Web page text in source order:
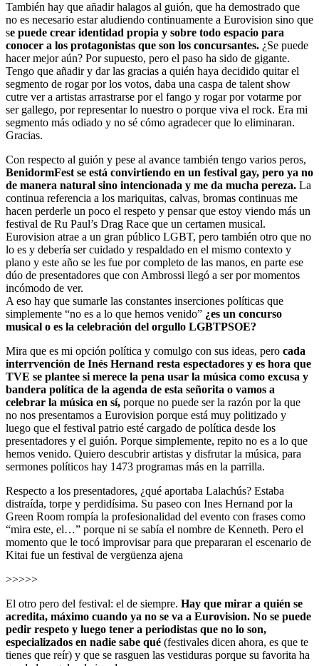
También hay que añadir halagos al guión, que ha demostrado que
no es necesario estar aludiendo continuamente a Eurovision sino que
se puede crear identidad propia y sobre todo espacio para
conocer a los protagonistas que son los concursantes. ¿Se puede
hacer mejor aún? Por supuesto, pero el paso ha sido de gigante.
Tengo que añadir y dar las gracias a quién haya decidido quitar el
segmento de rogar por los votos, daba una caspa de talent show
cutre ver a artistas arrastrarse por el fango y rogar por votarme por
ser gallego, por representar lo nuestro o porque viva el rock. Era mi
segmento más odiado y no sé cómo agradecer que lo eliminaran.
Gracias.
Con respecto al guión y pese al avance también tengo varios peros,
BenidormFest se está convirtiendo en un festival gay, pero ya no
de manera natural sino intencionada y me da mucha pereza. La
continua referencia a los mariquitas, calvas, bromas continuas me
hacen perderle un poco el respeto y pensar que estoy viendo más un
festival de Ru Paul’s Drag Race que un certamen musical.
Eurovision atrae a un gran público LGBT, pero también otro que no
lo es y debería ser cuidado y respaldado en el mismo contexto y
plano y este año se les fue por completo de las manos, en parte ese
dúo de presentadores que con Ambrossi llegó a ser por momentos
incómodo de ver.
A eso hay que sumarle las constantes inserciones políticas que
simplemente “no es a lo que hemos venido” ¿es un concurso
musical o es la celebración del orgullo LGBTPSOE?
Mira que es mi opción política y comulgo con sus ideas, pero cada
interrvención de Inés Hernand resta espectadores y es hora que
TVE se plantee si merece la pena usar la música como excusa y
bandera política de la agenda de esta señorita o vamos a
celebrar la música en sí, porque no puede ser la razón por la que
no nos presentamos a Eurovision porque está muy politizado y
luego que el festival patrio esté cargado de política desde los
presentadores y el guión. Porque simplemente, repito no es a lo que
hemos venido. Quiero descubrir artistas y disfrutar la música, para
sermones políticos hay 1473 programas más en la parrilla.
Respecto a los presentadores, ¿qué aportaba Lalachús? Estaba
distraída, torpe y perdidísima. Su paseo con Ines Hernand por la
Green Room rompía la profesionalidad del evento con frases como
“mira este, el…” porque ni se sabía el nombre de Kenneth. Pero el
momento que le tocó improvisar para que prepararan el escenario de
Kitai fue un festival de vergüenza ajena
>>>>>
El otro pero del festival: el de siempre. Hay que mirar a quién se
acredita, máximo cuando ya no se va a Eurovision. No se puede
pedir respeto y luego tener a periodistas que no lo son,
especializados en nadie sabe qué (festivales dicen ahora, es que te
tienes que reír) y que se rasguen las vestiduras porque su favorita ha